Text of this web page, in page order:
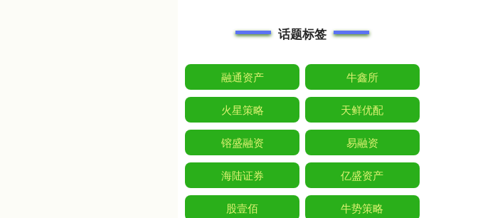
话题标签
融通资产 牛鑫所
火星策略 天鲜优配
镕盛融资 易融资
海陆证券 亿盛资产
股壹佰 牛势策略